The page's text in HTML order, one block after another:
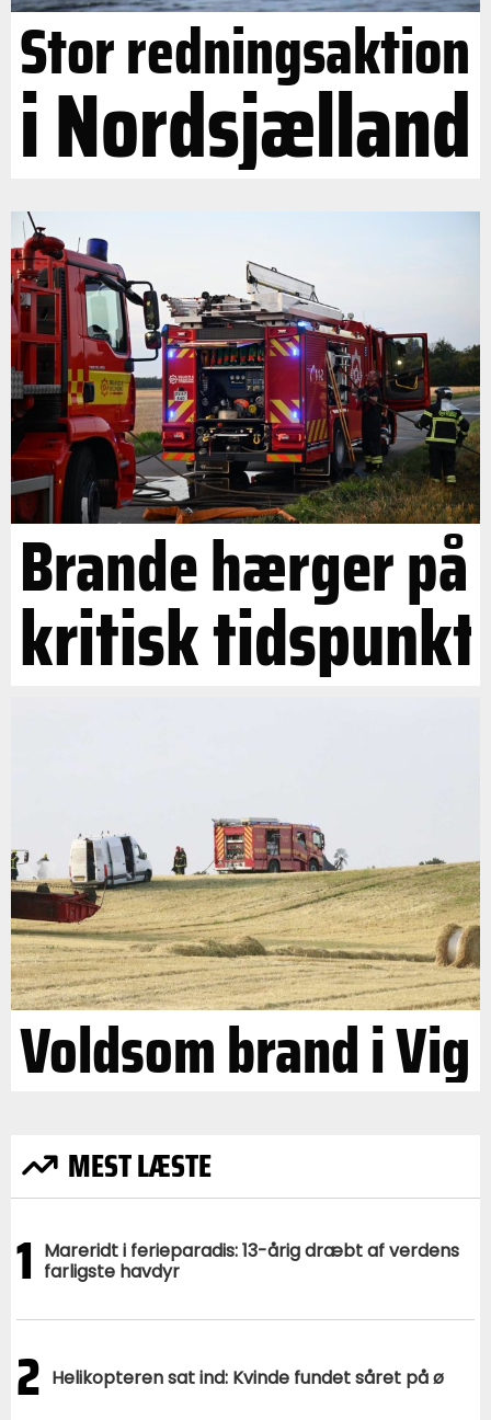
Stor redningsaktion
i Nordsjælland
Brande hærger på
kritisk tidspunkt
Voldsom brand i Vig
MEST LÆSTE
1 Mareridt i ferieparadis: 13-årig dræbt af verdens
farligste havdyr
2 Helikopteren sat ind: Kvinde fundet såret på ø